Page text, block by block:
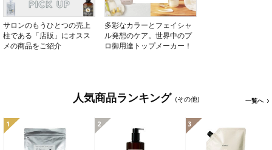
サロンのもうひとつの売上
柱である「店販」にオスス
メの商品をご紹介
多彩なカラーとフェイシャ
ル発想のケア。世界中のプ
ロ御用達トップメーカー！
人気商品ランキング (その他) 一覧へ
1 2 3